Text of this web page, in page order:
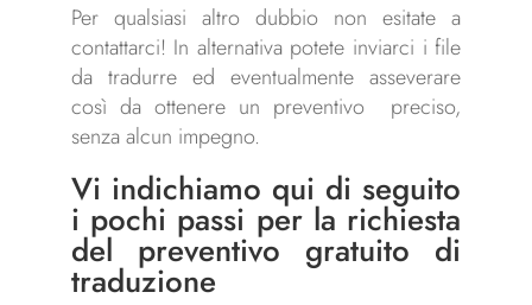
Per qualsiasi altro dubbio non esitate a
contattarci! In alternativa potete inviarci i file
da tradurre ed eventualmente asseverare
così da ottenere un preventivo preciso,
senza alcun impegno.
Vi indichiamo qui di seguito
i pochi passi per la richiesta
del preventivo gratuito di
traduzione